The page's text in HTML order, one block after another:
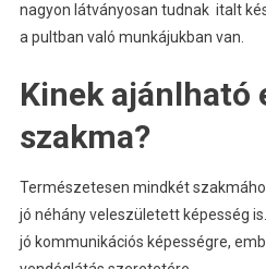
nagyon látványosan tudnak italt
a pultban való munkájukban van.
Kinek ajánlható
szakma?
Természetesen mindkét
jó néhány veleszületett képesség
jó kommunikációs képességre,